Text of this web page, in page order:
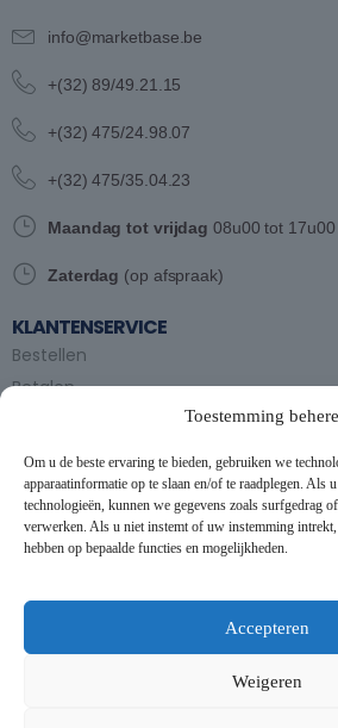
Toestemming
Om u de beste ervaring te bieden, gebruiken we
apparaatinformatie op te slaan en/of te raadplegen. Als
technologieën, kunnen we gegevens zoals surfgedrag
verwerken. Als u niet instemt of uw instemming
hebben op bepaalde functies en mogelijkheden.
Accepteren
Weigeren
info@marketbase.be
+(32) 89/49.21.15
+(32) 475/24.98.07
+(32) 475/35.04.23
Maandag tot vrijdag 08u00 tot 17u00
Zaterdag (op afspraak)
KLANTENSERVICE
Bestellen
Betalen
Partytent huren
Handleiding partytenten
VOORWAARDEN
Algemene voorwaarden
Privacybeleid
Contact
This website uses cookies to improve
this website you agree to ourData